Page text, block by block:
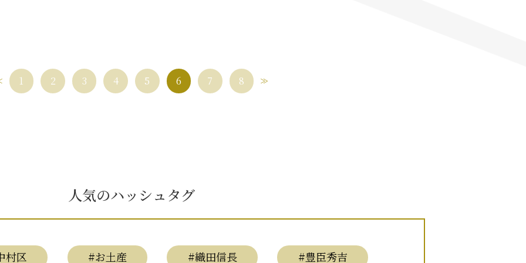
1 2 3 4 5 6 7 8
人気のハッシュタグ
村区 #お土産 #織田信長 #豊臣秀吉